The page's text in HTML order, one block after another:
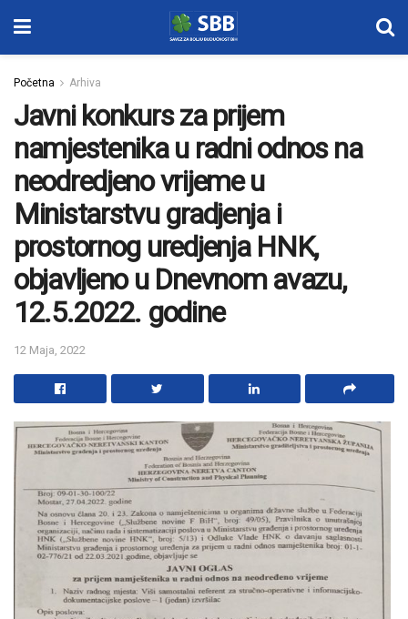
Početna Arhiva
Javni konkurs za prijem
namjestenika u radni odnos na
neodredjeno vrijeme u
Ministarstvu gradjenja i
prostornog uredjenja HNK,
objavljeno u Dnevnom avazu,
12.5.2022. godine
12 Maja, 2022